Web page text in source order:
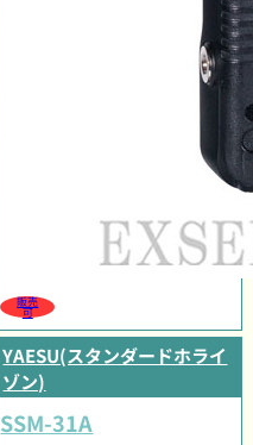
販売
可
YAESU(スタンダードホライ
ゾン)
SSM-31A